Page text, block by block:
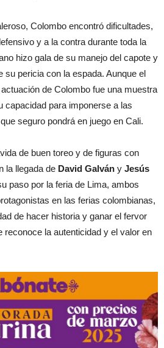
Colombo encontró dificultades,
y a la contra durante toda la
hizo gala de su manejo del capote y
su pericia con la espada. Aunque el
de Colombo fue una muestra
capacidad para imponerse a las
seguro pondrá en juego en Cali.
de buen toreo y de figuras con
la llegada de David Galván y Jesús
paso por la feria de Lima, ambos
en las ferias colombianas,
de hacer historia y ganar el fervor
reconoce la autenticidad y el valor en